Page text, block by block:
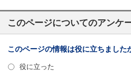
このページについてのアンケ
このページの情報は役に立ちました
役に立った